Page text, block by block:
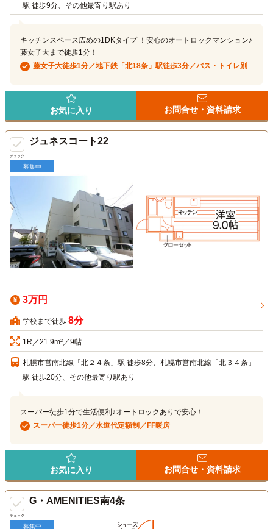
駅 徒歩9分、その他最寄り駅あり
キッチンスペース広めの1DKタイプ ！安心のオートロックマンション♪
藤女子大まで徒歩1分！
藤女子大徒歩1分／地下鉄「北18条」駅徒歩3分／バス・トイレ別
お気に入り お問合せ・資料請求
チェック
ジュネスコート22
募集中
3万円
学校まで徒歩 8分
1R／21.9m²／9帖
札幌市営南北線「北２４条」駅 徒歩8分、札幌市営南北線「北３４条」
駅 徒歩20分、その他最寄り駅あり
スーパー徒歩1分で生活便利♪オートロックありで安心！
スーパー徒歩1分／水道代定額制／FF暖房
お気に入り お問合せ・資料請求
チェック
G・AMENITIES南4条
募集中